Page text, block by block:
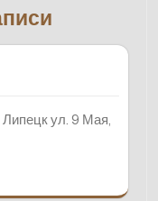
ул. 9 Мая,